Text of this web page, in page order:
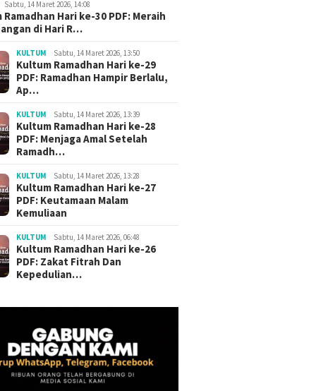
2026, 10:21
Terbaru: 5
Sering
tetapi Berat
Kamis, 23 Juli 2026, 08:36
yang Taat, Sial Bagi yang
Maksiat (B. Sunda)
Sabtu, 14 Maret 2026, 14:08
Hari ke-30 PDF: Meraih
di Hari R…
KULTUM Sabtu, 14 Maret 2026, 13:50
Kultum Ramadhan Hari ke-29
PDF: Ramadhan Hampir Berlalu,
Ap…
KULTUM Sabtu, 14 Maret 2026, 13:39
Kultum Ramadhan Hari ke-28
PDF: Menjaga Amal Setelah
Ramadh…
KULTUM Sabtu, 14 Maret 2026, 13:28
Kultum Ramadhan Hari ke-27
PDF: Keutamaan Malam
Kemuliaan
KULTUM Sabtu, 14 Maret 2026, 06:48
Kultum Ramadhan Hari ke-26
PDF: Zakat Fitrah Dan
Kepedulian…